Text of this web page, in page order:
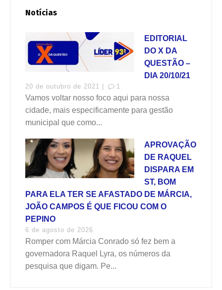
Notícias
EDITORIAL
DO X DA
QUESTÃO –
DIA 20/10/21
20 de outubro de 2021 | 1
Vamos voltar nosso foco aqui para nossa
cidade, mais especificamente para gestão
municipal que como...
APROVAÇÃO
DE RAQUEL
DISPARA EM
ST, BOM
PARA ELA TER SE AFASTADO DE MÁRCIA,
JOÃO CAMPOS É QUE FICOU COM O
PEPINO
6 de agosto de 2026
Romper com Márcia Conrado só fez bem a
governadora Raquel Lyra, os números da
pesquisa que digam. Pe...